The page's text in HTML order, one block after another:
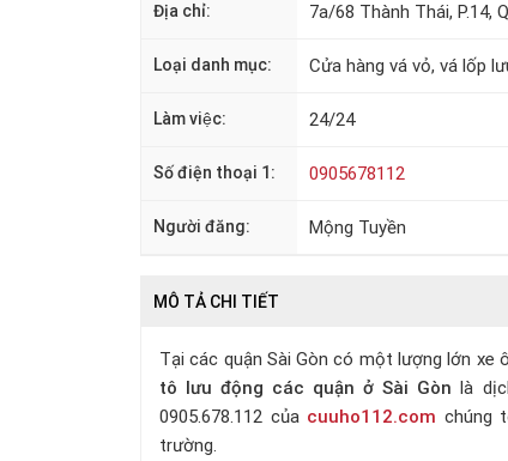
Địa chỉ: 7a/68 Thành Thái, P.14,
Loại danh mục: Cửa hàng vá vỏ, vá lốp
Làm việc: 24/24
Số điện thoại 1: 0905678112
Người đăng: Mộng Tuyền
MÔ TẢ CHI TIẾT
Tại các quận Sài Gòn có một lượng lớn
tô lưuđộng các quậnở Sài Gòn là
0905.678.112 của cuuho112.com chúng
trường.